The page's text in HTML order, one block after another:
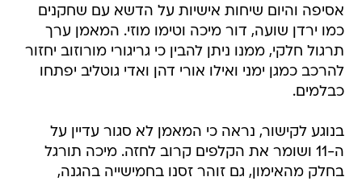
אסיפה והיום שיחות אישיות על הדשא עם שחקנים
כמו ירדן שועה, דור מיכה וטימו מוזי. המאמן ערך
תרגול חלקי, ממנו ניתן להבין כי גריגורי מורוזוב יחזור
להרכב כמגן ימני ואילו אורי דהן ואדי גוטליב יפתחו
כבלמים.
בנוגע לקישור, נראה כי המאמן לא סגור עדיין על
ה-11 ושומר את הקלפים קרוב לחזה. מיכה תורגל
בחלק מהאימון, גם זוהר זסנו בחמישייה בהגנה,